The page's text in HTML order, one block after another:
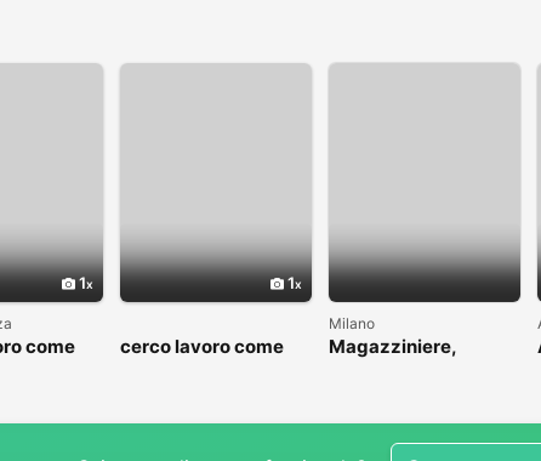
1
come
1
cerco lavoro come
Milano
Magazziniere,